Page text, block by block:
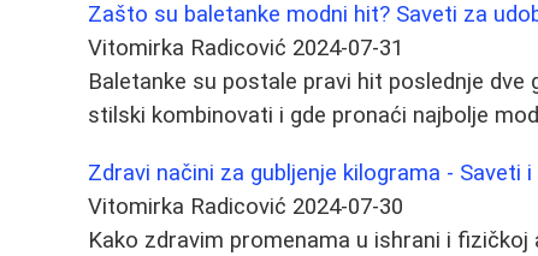
Zašto su baletanke modni hit? Saveti za
Vitomirka Radicović 2024-07-31
Baletanke su postale pravi hit poslednje
stilski kombinovati i gde pronaći najbolje
Zdravi načini za gubljenje kilograma - Saveti
Vitomirka Radicović 2024-07-30
Kako zdravim promenama u ishrani i